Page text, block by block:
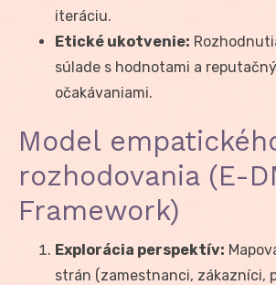
iteráciu.
Etické ukotvenie:
súlade s hodnotami a
očakávaniami.
Model
rozhodovania (E-
Framework)
Explorácia perspektív:
strán (zamestnanci, zákazníci,